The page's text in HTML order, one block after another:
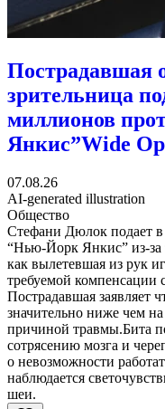
Пострадавшая
зрительница
миллионов
Янкис”Wide
07.08.26
AI-generated illustration
Общество
Стефани Дюлок подает в
“Нью-Йорк Янкис” из-за
как вылетевшая из рук
требуемой компенсации
Пострадавшая заявляет
значительно ниже чем
причиной травмы.Бита
сотрясению мозга и
о невозможности
наблюдается
шеи.